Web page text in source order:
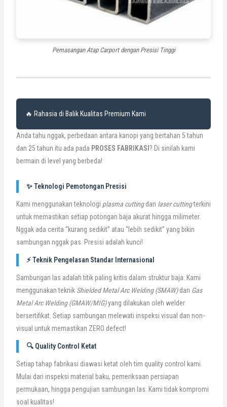
Pemasangan Atap Carport dengan Presisi Tinggi
🔥 Rahasia di Balik Kualitas Premium Kami
Anda tahu nggak, perbedaan antara kanopi yang bertahan 5 tahun
dan 25 tahun itu ada pada PROSES FABRIKASI ? Di sinilah kami
bermain di level yang berbeda!
✨ Teknologi Pemotongan Presisi
Kami menggunakan teknologi plasma cuttingdan laser cuttingterkini
untuk memastikan setiap potongan baja akurat hingga milimeter.
Nggak ada cerita “kurang sedikit” atau “lebih sedikit” yang bikin
sambungan nggak pas. Presisi adalah kunci!
⚡ Teknik Pengelasan Standar Internasional
Sambungan las adalah titik paling kritis dalam struktur baja. Kami
menggunakan teknik Shielded Metal Arc Welding (SMAW)dan Gas
Metal Arc Welding (GMAW/MIG)yang dilakukan oleh welder
bersertifikat. Setiap sambungan melewati inspeksi visual dan non-
visual untuk memastikan ZERO defect!
🔍 Quality Control Ketat
Setiap tahap fabrikasi diawasi ketat oleh tim quality control kami.
Mulai dari inspeksi material baku, pemeriksaan persiapan
permukaan, hingga pengujian sambungan las. Kami tidak kompromi
soal kualitas!